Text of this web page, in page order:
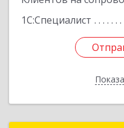
1С:Специалист